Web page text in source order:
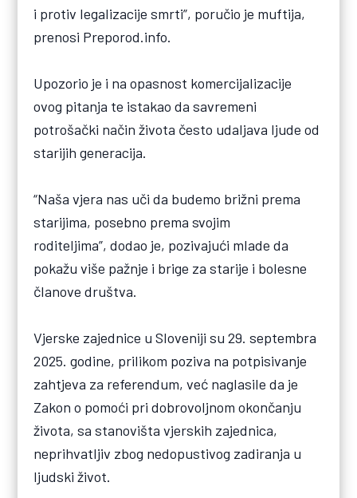
i protiv legalizacije smrti”, poručio je muftija,
prenosi Preporod.info.
Upozorio je i na opasnost komercijalizacije
ovog pitanja te istakao da savremeni
potrošački način života često udaljava ljude od
starijih generacija.
“Naša vjera nas uči da budemo brižni prema
starijima, posebno prema svojim
roditeljima”, dodao je, pozivajući mlade da
pokažu više pažnje i brige za starije i bolesne
članove društva.
Vjerske zajednice u Sloveniji su 29. septembra
2025. godine, prilikom poziva na potpisivanje
zahtjeva za referendum, već naglasile da je
Zakon o pomoći pri dobrovoljnom okončanju
života, sa stanovišta vjerskih zajednica,
neprihvatljiv zbog nedopustivog zadiranja u
ljudski život.